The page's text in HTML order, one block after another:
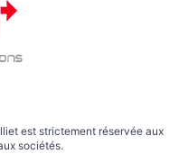
est strictement réservée aux
sociétés.